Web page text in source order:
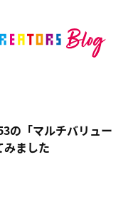
の「マルチバリュー
みました